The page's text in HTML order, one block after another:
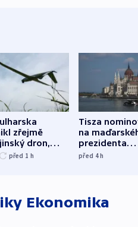
zřejmě
dron,
kilometr
před 1 h
Tisza
na
prezidenta
bývalého
před 4h
Ekonomika